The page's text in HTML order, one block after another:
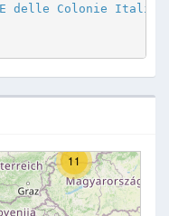
delle Colonie